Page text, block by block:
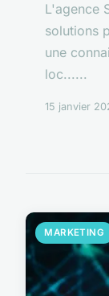
L'agence
solutions
une
loc......
15 janvier
MARKETING